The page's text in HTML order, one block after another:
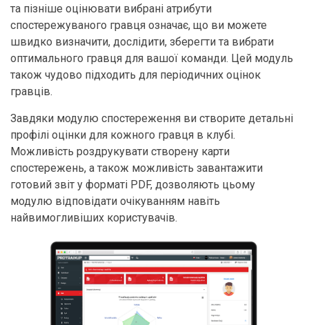
та пізніше оцінювати вибрані атрибути
спостережуваного гравця означає, що ви можете
швидко визначити, дослідити, зберегти та вибрати
оптимального гравця для вашої команди. Цей модуль
також чудово підходить для періодичних оцінок
гравців.
Завдяки модулю спостереження ви створите детальні
профілі оцінки для кожного гравця в клубі.
Можливість роздрукувати створену карти
спостережень, а також можливість завантажити
готовий звіт у форматі PDF, дозволяють цьому
модулю відповідати очікуванням навіть
найвимогливіших користувачів.